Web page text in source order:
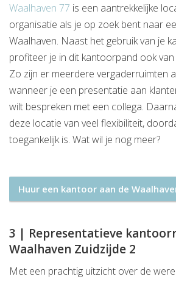
Waalhaven 77 is een aantrekkelijke
organisatie als je op zoek bent naar
Waalhaven. Naast het gebruik van je
profiteer je in dit kantoorpand ook
Zo zijn er meerdere vergaderruimten
wanneer je een presentatie aan
wilt bespreken met een collega.
deze locatie van veel flexibiliteit,
toegankelijk is. Wat wil je nog meer?
Huur een kantoor aan de
3 | Representatieve
Waalhaven Zuidzijde 2
Met een prachtig uitzicht over de